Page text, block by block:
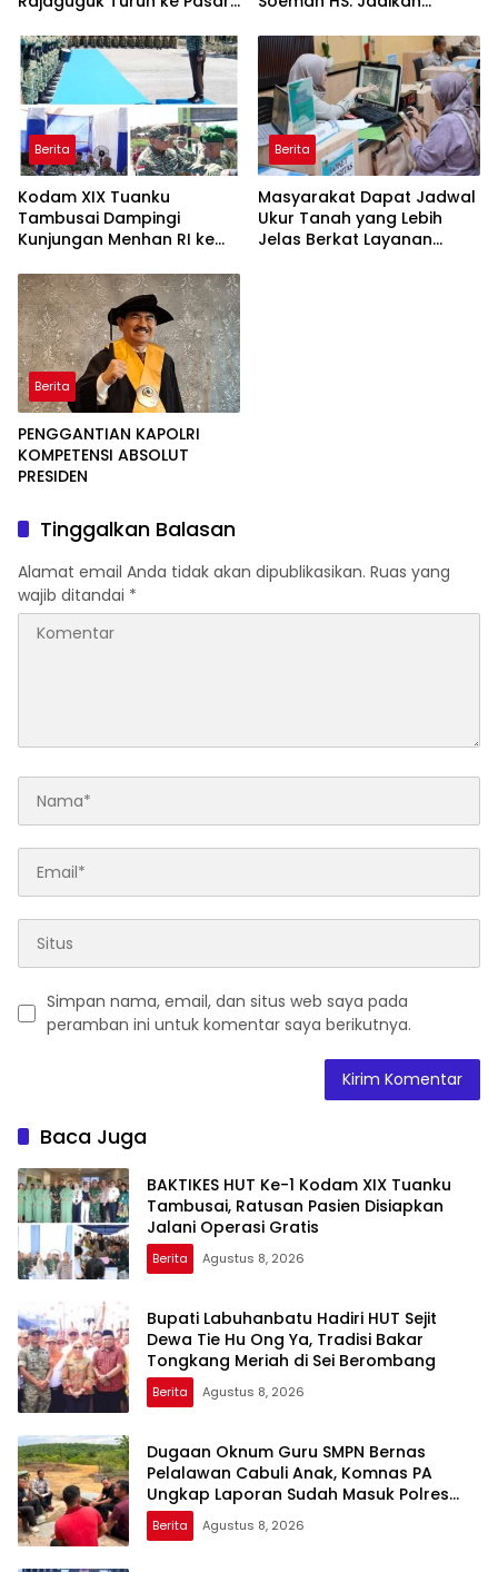
Kawah Candradimuka
Intelektual
Berita
Kodam XIX Tuanku
Tambusai Dampingi
Kunjungan Menhan RI ke
Perkuat Pembangunan
Satuan
Berita
Masyarakat Dapat Jadwal
Ukur Tanah yang Lebih
Jelas Berkat Layanan
Berita
PENGGANTIAN KAPOLRI
KOMPETENSI ABSOLUT
PRESIDEN
Tinggalkan Balasan
Alamat email Anda tidak akan dipublikasikan. Ruas yang
wajib ditandai *
Simpan nama, email, dan situs web saya pada
peramban ini untuk komentar saya berikutnya.
Baca Juga
BAKTIKES HUT Ke-1 Kodam XIX Tuanku
Tambusai, Ratusan Pasien Disiapkan
Jalani Operasi Gratis
Berita Agustus 8, 2026
Bupati Labuhanbatu Hadiri HUT Sejit
Dewa Tie Hu Ong Ya, Tradisi Bakar
Tongkang Meriah di Sei Berombang
Berita Agustus 8, 2026
Dugaan Oknum Guru SMPN Bernas
Pelalawan Cabuli Anak, Komnas PA
Ungkap Laporan Sudah Masuk Polres
Sejak Juli
Berita Agustus 8, 2026